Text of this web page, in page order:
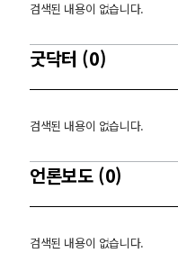
검색된 내용이 없습니다.
굿닥터 (0)
검색된 내용이 없습니다.
언론보도 (0)
검색된 내용이 없습니다.